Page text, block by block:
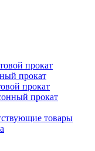
прокат
прокат
прокат
прокат
товары